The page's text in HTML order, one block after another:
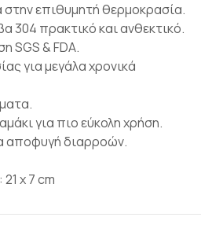
επιθυμητή θερμοκρασία.
304 πρακτικό και ανθεκτικό.
SGS & FDA.
για μεγάλα χρονικά
για πιο εύκολη χρήση.
αποφυγή διαρροών.
x 7 cm